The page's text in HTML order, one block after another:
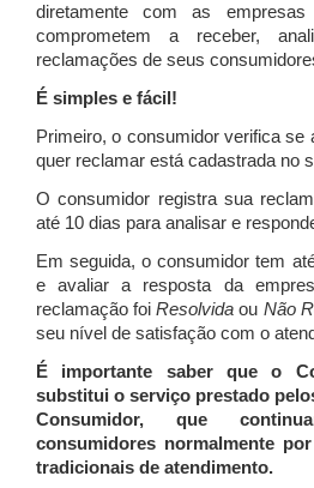
diretamente com as
comprometem a receber,
reclamações de seus
É simples e fácil!
Primeiro, o consumidor verifica se
quer reclamar está cadastrada no
O consumidor registra sua
até 10 dias para analisar e
Em seguida, o consumidor tem
e avaliar a resposta da
reclamação foiResolvida ou Não
seu nível de satisfação com o
É importante saber que o
substitui o serviço prestado
Consumidor, que
consumidores normalmente
tradicionais de atendimento.